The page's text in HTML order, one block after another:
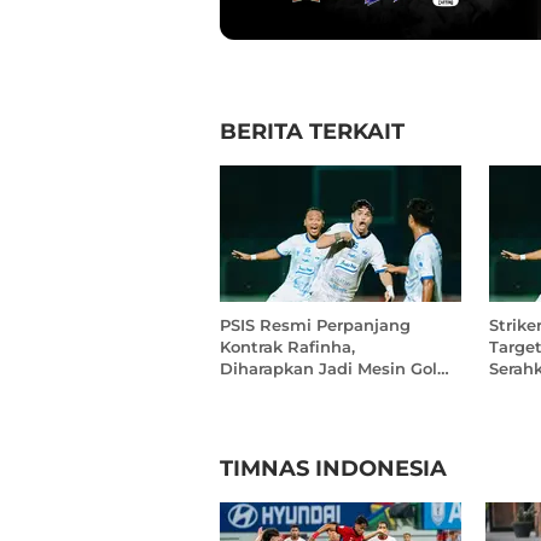
BERITA TERKAIT
PSIS Resmi Perpanjang
Kontrak Rafinha,
Diharapkan Jadi Mesin Gol
TIMNAS INDONESIA